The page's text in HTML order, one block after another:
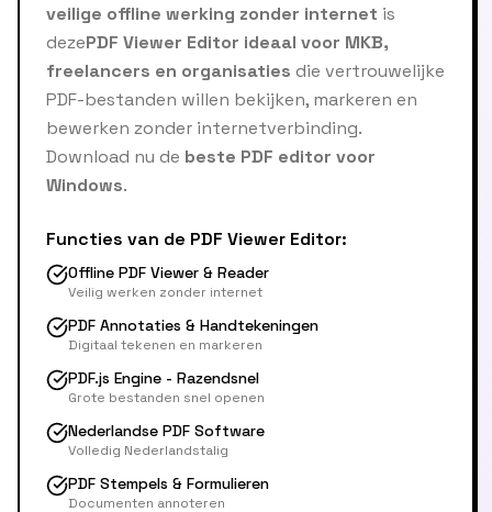
veilige offline werking zonder internet is
dezePDF Viewer Editor ideaal voor MKB,
freelancers en organisaties die vertrouwelijke
PDF-bestanden willen bekijken, markeren en
bewerken zonder internetverbinding.
Download nu de beste PDF editor voor
Windows.
Functies van de PDF Viewer Editor:
Offline PDF Viewer & Reader
Veilig werken zonder internet
PDF Annotaties & Handtekeningen
Digitaal tekenen en markeren
PDF.js Engine - Razendsnel
Grote bestanden snel openen
Nederlandse PDF Software
Volledig Nederlandstalig
PDF Stempels & Formulieren
Documenten annoteren